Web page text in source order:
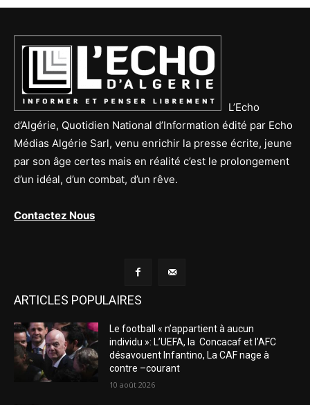
L’Echo
d’Algérie, Quotidien National d’Information édité par Echo
Médias Algérie Sarl, venu enrichir la presse écrite, jeune
par son âge certes mais en réalité c’est le prolongement
d’un idéal, d’un combat, d’un rêve.
Contactez Nous
ARTICLES POPULAIRES
Le football « n’appartient à aucun
individu »: L’UEFA, la Concacaf et l’AFC
désavouent Infantino, La CAF nage à
contre –courant
10 août 2026